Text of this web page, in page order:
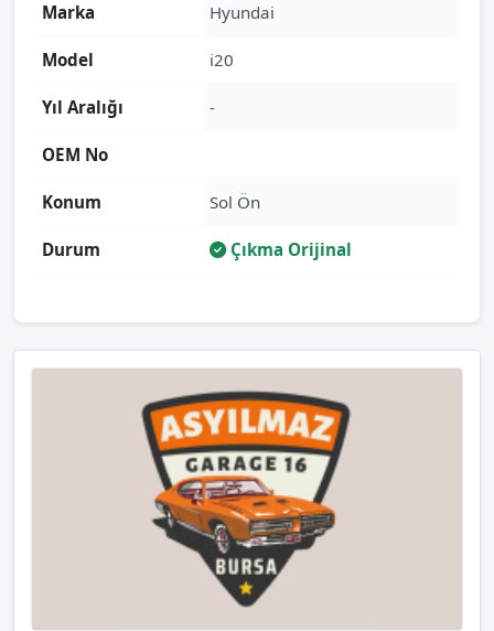
Marka Hyundai
Model i20
Yıl Aralığı -
OEM No
Konum Sol Ön
Durum Çıkma Orijinal